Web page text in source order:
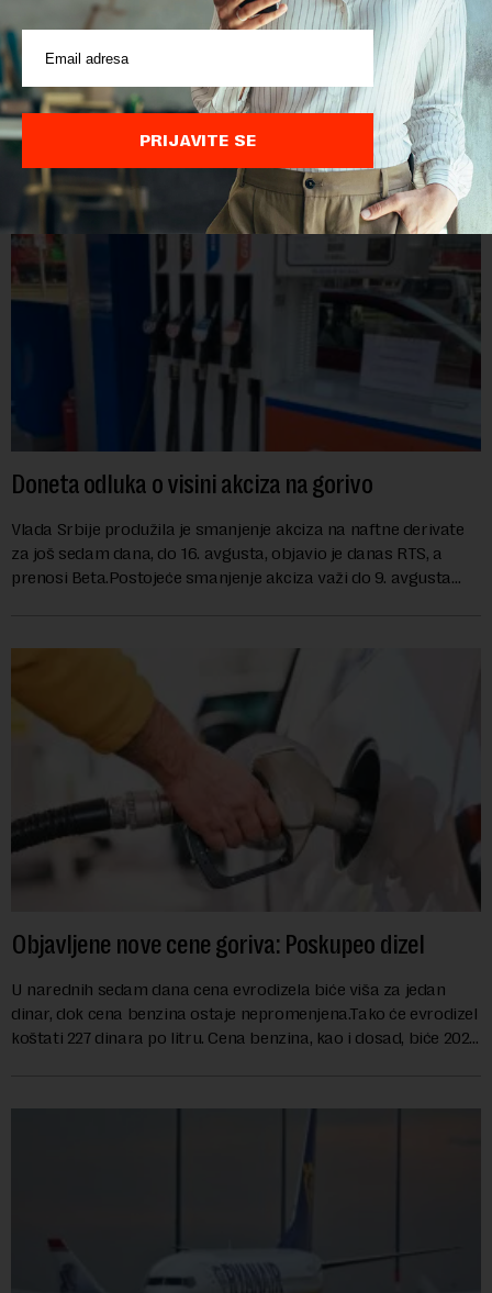
personom non grata
Ministarstvo unutrašnjih poslova Kosova proglasilo je
direktora Telekoma Srbije Vladimira Lučića nepoželjnom
osobom i trajno mu zabranilo ulazak, tranzit i boravak na
Kosovu, navodeći kao razlog njegove javn...
Doneta odluka o visini akciza na gorivo
Vlada Srbije produžila je smanjenje akciza na naftne derivate
za još sedam dana, do 16. avgusta, objavio je danas RTS, a
prenosi Beta.Postojeće smanjenje akciza važi do 9. avgusta
Objavljene nove cene goriva: Poskupeo dizel
U narednih sedam dana cena evrodizela biće viša za jedan
dinar, dok cena benzina ostaje nepromenjena.Tako će evrodizel
koštati 227 dinara po litru. Cena benzina, kao i dosad, biće 202
PRIJAVITE SE